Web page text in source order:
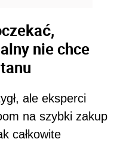
nie chce
ale eksperci
na szybki zakup
całkowite